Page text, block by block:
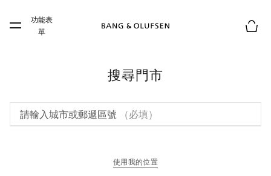
Skip to main footer
功能表
單
搜尋門市
請輸入城市或郵遞區號 （必填）
使用我的位置